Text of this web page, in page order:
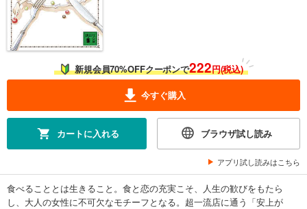
新規会員70%OFFクーポンで222円(税込)
今すぐ購入
カートに入れる ブラウザ試し読み
アプリ試し読みはこちら
食べることとは生きること。食と恋の充実こそ、人生の歓びをもたら
し、大人の女性に不可欠なモチーフとなる。超一流店に通う「安上が